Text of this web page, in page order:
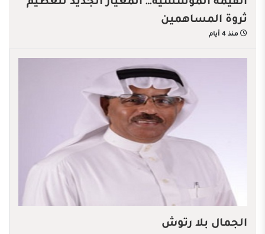
القيمة المؤسسية… المعيار الجديد لتعظيم
ثروة المساهمين
منذ 4 أيام
الجمال بلا رتوش